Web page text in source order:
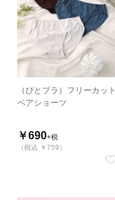
（ぴとブラ）フリーカット
ペアショーツ
￥690+税
（税込 ￥759）